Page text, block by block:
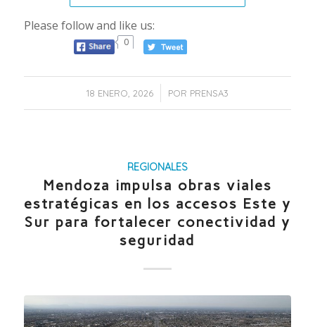
Please follow and like us:
0
18 ENERO, 2026
/ POR PRENSA3
REGIONALES
Mendoza impulsa obras viales
estratégicas en los accesos Este y
Sur para fortalecer conectividad y
seguridad